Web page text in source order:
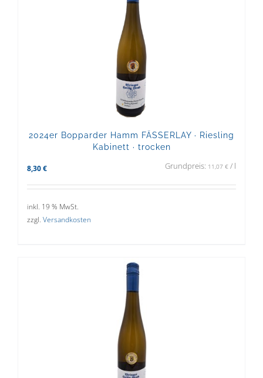
2024er Bopparder Hamm FÄSSERLAY · Riesling
Kabinett · trocken
8,30 € Grundpreis: 11,07 € / l
inkl. 19 % MwSt.
zzgl. Versandkosten